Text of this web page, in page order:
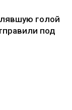
голой
под